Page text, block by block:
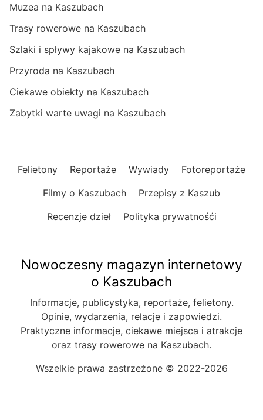
Muzea na Kaszubach
Trasy rowerowe na Kaszubach
Szlaki i spływy kajakowe na Kaszubach
Przyroda na Kaszubach
Ciekawe obiekty na Kaszubach
Zabytki warte uwagi na Kaszubach
Felietony Reportaże Wywiady
Fotoreportaże
Filmy o Kaszubach
Przepisy z Kaszub
Recenzje dzieł
Polityka prywatnośći
Nowoczesny magazyn internetowy
o Kaszubach
Informacje, publicystyka, reportaże, felietony.
Opinie, wydarzenia, relacje i zapowiedzi.
Praktyczne informacje, ciekawe miejsca i atrakcje
oraz trasy rowerowe na Kaszubach.
Wszelkie prawa zastrzeżone © 2022-2026